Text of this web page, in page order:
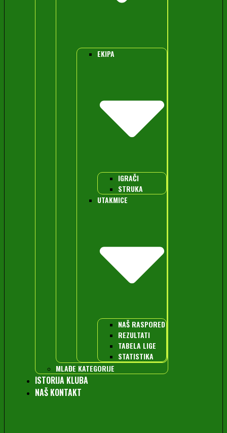
EKIPA
IGRAČI
STRUKA
UTAKMICE
NAŠ RASPORED
REZULTATI
TABELA LIGE
STATISTIKA
MLAĐE KATEGORIJE
ISTORIJA KLUBA
NAŠ KONTAKT